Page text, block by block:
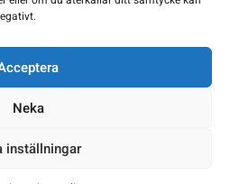
Neka
inställningar
0 in